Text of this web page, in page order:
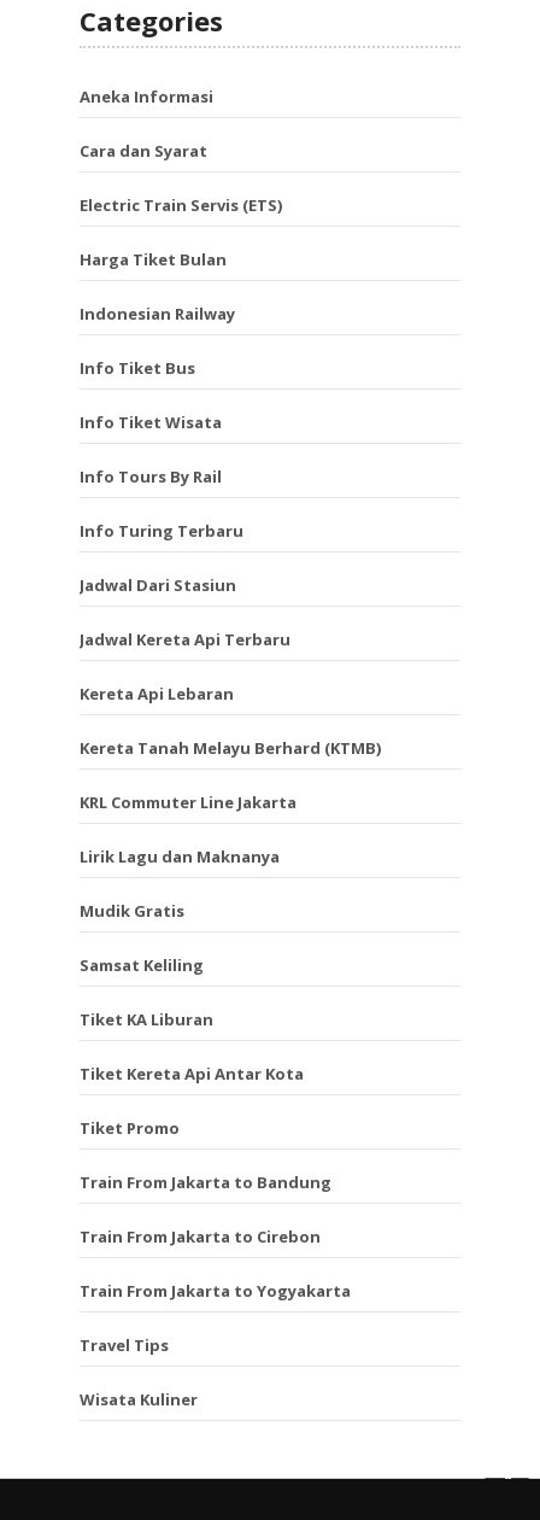
Categories
Aneka Informasi
Cara dan Syarat
Electric Train Servis (ETS)
Harga Tiket Bulan
Indonesian Railway
Info Tiket Bus
Info Tiket Wisata
Info Tours By Rail
Info Turing Terbaru
Jadwal Dari Stasiun
Jadwal Kereta Api Terbaru
Kereta Api Lebaran
Kereta Tanah Melayu Berhard (KTMB)
KRL Commuter Line Jakarta
Lirik Lagu dan Maknanya
Mudik Gratis
Samsat Keliling
Tiket KA Liburan
Tiket Kereta Api Antar Kota
Tiket Promo
Train From Jakarta to Bandung
Train From Jakarta to Cirebon
Train From Jakarta to Yogyakarta
Travel Tips
Wisata Kuliner